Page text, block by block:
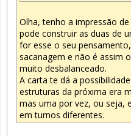
Olha, tenho a impressão
pode construir as duas de
for esse o seu
sacanagem e não é assim
muito desbalanceado.
A carta te dá a
estruturas da próxima era
mas uma por vez, ou seja,
em turnos diferentes.